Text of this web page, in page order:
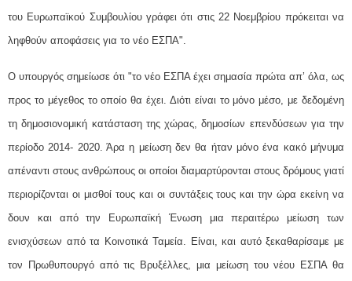
του Ευρωπαϊκού Συμβουλίου γράφει ότι στις 22 Νοεμβρίου πρόκειται να
ληφθούν αποφάσεις για το νέο ΕΣΠΑ".
Ο υπουργός σημείωσε ότι "το νέο ΕΣΠΑ έχει σημασία πρώτα απ’ όλα, ως
προς το μέγεθος το οποίο θα έχει. Διότι είναι το μόνο μέσο, με δεδομένη
τη δημοσιονομική κατάσταση της χώρας, δημοσίων επενδύσεων για την
περίοδο 2014- 2020. Άρα η μείωση δεν θα ήταν μόνο ένα κακό μήνυμα
απέναντι στους ανθρώπους οι οποίοι διαμαρτύρονται στους δρόμους γιατί
περιορίζονται οι μισθοί τους και οι συντάξεις τους και την ώρα εκείνη να
δουν και από την Ευρωπαϊκή Ένωση μια περαιτέρω μείωση των
ενισχύσεων από τα Κοινοτικά Ταμεία. Είναι, και αυτό ξεκαθαρίσαμε με
τον Πρωθυπουργό από τις Βρυξέλλες, μια μείωση του νέου ΕΣΠΑ θα